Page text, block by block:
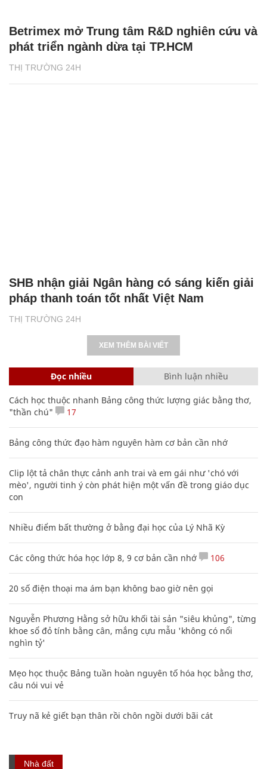
THỊ TRƯỜNG 24H
Betrimex mở Trung tâm R&D nghiên cứu và
phát triển ngành dừa tại TP.HCM
THỊ TRƯỜNG 24H
SHB nhận giải Ngân hàng có sáng kiến giải
pháp thanh toán tốt nhất Việt Nam
XEM THÊM BÀI VIẾT
Đọc nhiều Bình luận nhiều
Cách học thuộc nhanh Bảng công thức lượng giác bằng thơ,
"thần chú"
17
Bảng công thức đạo hàm nguyên hàm cơ bản cần nhớ
Clip lột tả chân thực cảnh anh trai và em gái như 'chó với
mèo', người tinh ý còn phát hiện một vấn đề trong giáo dục
con
Nhiều điểm bất thường ở bằng đại học của Lý Nhã Kỳ
Các công thức hóa học lớp 8, 9 cơ bản cần nhớ 106
20 số điện thoại ma ám bạn không bao giờ nên gọi
Nguyễn Phương Hằng sở hữu khối tài sản "siêu khủng", từng
khoe sổ đỏ tính bằng cân, mắng cựu mẫu 'không có nổi
nghìn tỷ'
Mẹo học thuộc Bảng tuần hoàn nguyên tố hóa học bằng thơ,
câu nói vui vẻ
Truy nã kẻ giết bạn thân rồi chôn ngồi dưới bãi cát
Nhà đất